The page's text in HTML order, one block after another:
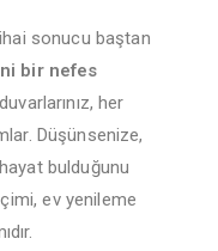
sonucu baştan
bir nefes
her
Düşünsenize,
bulduğunu
ev yenileme